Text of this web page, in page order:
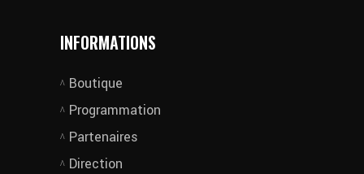
INFORMATIONS
Boutique
Programmation
Partenaires
Direction